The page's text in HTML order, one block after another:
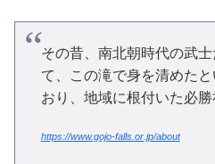
その昔、南北朝時代の武
て、この滝で身を清めた
おり、地域に根付いた必
https://www.gojo-falls.or.jp/about